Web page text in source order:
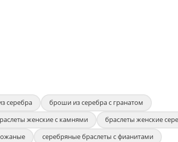
серебра
броши из серебра с гранатом
женские с камнями
браслеты женские
серебряные браслеты с фианитами